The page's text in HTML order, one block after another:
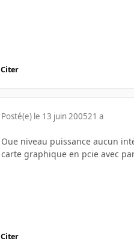
Citer
Posté(e) le 13 juin 200521 a
Oue niveau puissance aucun
carte graphique en pcie avec
Citer